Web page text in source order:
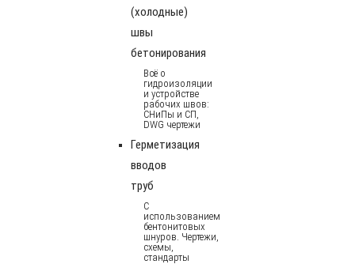
(холодные)
швы
бетонирования
Всё о
гидроизоляции
и устройстве
рабочих швов:
СНиПы и СП,
DWG чертежи
Герметизация
вводов
труб
С
использованием
бентонитовых
шнуров. Чертежи,
схемы,
стандарты